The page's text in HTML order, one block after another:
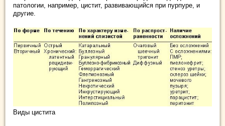
патологии, например, цистит, развивающийся при пурпуре, и
другие.
Виды цистита